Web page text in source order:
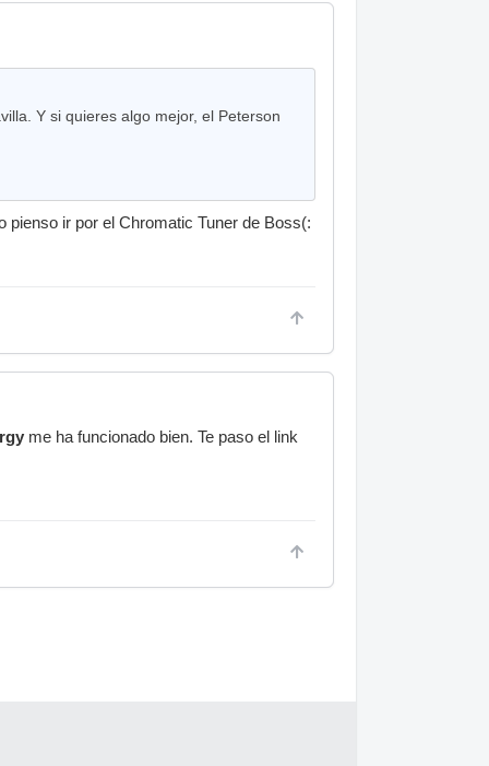
Y si quieres algo mejor, el Peterson
pienso ir por el Chromatic Tuner de Boss(:
me ha funcionado bien. Te paso el link